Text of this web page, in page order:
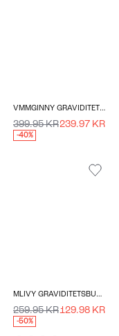
VMMGINNY GRAVIDITETSKJOLE
399.95 KR239.97 KR
-40%
MLIVY GRAVIDITETSBUKSER
259.95 KR129.98 KR
-50%